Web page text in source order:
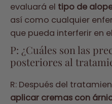
evaluará el tipo de
así como cualquier
que pueda interferir en
P: ¿Cuáles son las
posteriores al
R: Después del
aplicar cremas con